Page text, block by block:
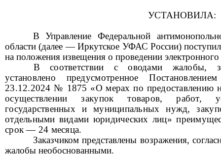
УСТАНОВИЛА:
В Управление Федеральной
области (далее — Иркутское УФАС России)
на положения извещения о проведении электронного
В соответствии с оводами жалобы,
установлено предусмотренноеПостановлением
23.12.2024№ 1875 «О мерах по предоставлению
осуществлении закупок товаров, работ,
государственных и муниципальных нужд,
отдельными видами юридических лиц»
срок — 24 месяца.
Заказчикомпредставлены возражения,
жалобы необоснованными.